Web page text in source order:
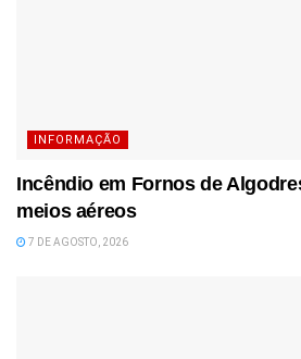
INFORMAÇÃO
Incêndio em Fornos de
meios aéreos
7 DE AGOSTO, 2026